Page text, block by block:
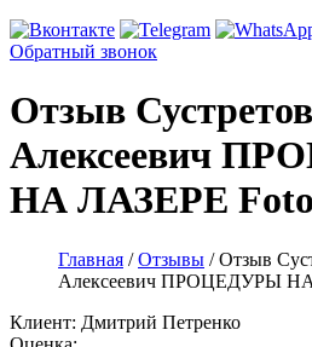
Обратный звонок
Отзыв
Алексеевич
НА ЛАЗЕРЕ
Главная /Отзывы /Отзыв
Алексеевич ПРОЦЕДУРЫ НА
Клиент: Дмитрий Петренко